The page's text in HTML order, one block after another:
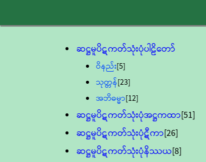
ဆဋ္ဌမူပိဋကတ်သုံးပုံပါဠိတော်
ဝိနည်း[5]
သုတ္တန်[23]
အဘိဓမ္မာ[12]
ဆဋ္ဌမူပိဋကတ်သုံးပုံအဋ္ဌကထာ[51]
ဆဋ္ဌမူပိဋကတ်သုံးပုံဋီကာ[26]
ဆဋ္ဌမူပိဋကတ်သုံးပုံနိဿယ[8]